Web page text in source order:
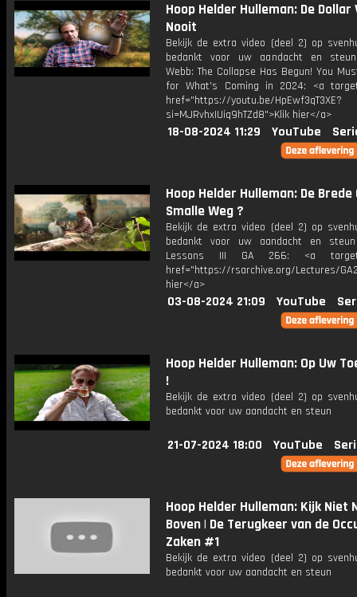
Hoop Helder Hulleman: De Dollar
Nooit
Bekijk de extra video (deel 2) op
bedankt voor uw aandacht en
Webb: The Collapse Has Begun! You
for What's Coming in 2024: <a
href="https://youtu.be/HpEwf3qT3XE?
si=MJRvhxIUiq9hTZd8">Klik hier</a>
18-08-2024 11:29 YouTube
Hoop Helder Hulleman: De Brede
Smalle Weg ?
Bekijk de extra video (deel 2) op
bedankt voor uw aandacht en
Lessons III GA 266: <a
href="https://rsarchive.org/Lectures/
hier</a>
03-08-2024 21:09 YouTube
Hoop Helder Hulleman: Op Uw
!
Bekijk de extra video (deel 2) op
bedankt voor uw aandacht en steun
21-07-2024 18:00 YouTube
Hoop Helder Hulleman: Kijk Niet
Boven | De Terugkeer van de
Zaken #1
Bekijk de extra video (deel 2) op
bedankt voor uw aandacht en steun